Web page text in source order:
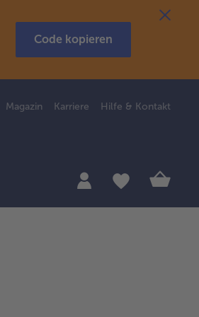
Code kopieren
Magazin Karriere Hilfe & Kontakt